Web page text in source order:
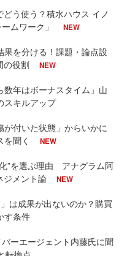
う使う？積水ハウス イノ
ムワーク」
NEW
果を分ける！課題・論点設
の役割
NEW
数年はボーナスタイム」山
スキルアップ
付いた状態」からいかに
聞く
NEW
”を選ぶ理由 アナグラム阿
ジメント論
NEW
は成果が出ないのか？購買
す条件
バーエージェント内藤氏に聞